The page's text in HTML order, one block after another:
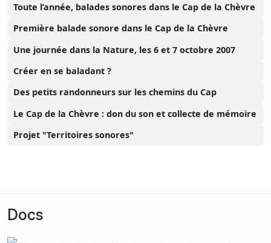
Toute l’année, balades sonores dans le Cap de la Chèvre
Première balade sonore dans le Cap de la Chèvre
Une journée dans la Nature, les 6 et 7 octobre 2007
Créer en se baladant ?
Des petits randonneurs sur les chemins du Cap
Le Cap de la Chèvre : don du son et collecte de mémoire
Projet "Territoires sonores"
Docs